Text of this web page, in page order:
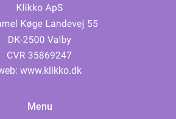
www.klikko.dk
Menu